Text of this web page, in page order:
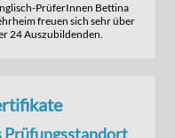
PrüferInnen Bettina
freuen sich sehr über
24 Auszubildenden.
Prüfungsstandort